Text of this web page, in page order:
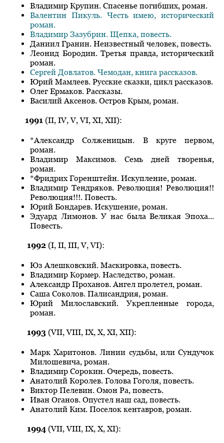
Владимир Крупин. Спасенье погибших, роман.
Валентин Пикуль. Честь имею, исторический
роман.
Владимир Зазубрин. Щепка, повесть.
Даниил Гранин. Неизвестный человек, повесть.
Леонид Бородин. Третья правда, исторический
роман.
Сергей Довлатов. Чемодан, книга рассказов.
Юрий Мамлеев. Русские сказки, цикл рассказов.
Олег Ермаков. Рассказы.
Василий Аксенов. Остров Крым, роман.
1991 (II, IV, V, VI, XI, XII):
*Александр Солженицын. В круге первом,
роман.
Владимир Максимов. Семь дней творенья,
роман.
*Фридрих Горенштейн. Искупление, роман.
Владимир Тендряков. Революция! Революция!!
Революция!!!. Повесть.
Юрий Бондарев. Искушение, роман.
Эдуард Лимонов. У нас была Великая Эпоха...
Повесть.
1992 (I, II, III, V, VI):
Юз Алешковский. Маскировка, повесть.
Владимир Кормер. Наследство, роман.
Александр Проханов. Ангел пролетел, роман.
Саша Соколов. Палисандрия, роман.
Юрий Милославский. Укрепленные города,
роман.
1993 (VII, VIII, IX, X, XI, XII):
Марк Харитонов. Линии судьбы, или Сундучок
Милошевича, роман.
Владимир Сорокин. Очередь, повесть.
Анатолий Королев. Голова Гоголя, повесть.
Виктор Пелевин. Омон Ра, повесть.
Иван Оганов. Опустел наш сад, повесть.
Анатолий Ким. Поселок кентавров, роман.
1994 (VII, VIII, IХ, Х, ХI):